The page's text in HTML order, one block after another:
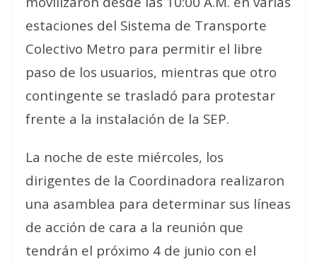
estaciones del Sistema de Transporte
Colectivo Metro para permitir el libre
paso de los usuarios, mientras que otro
contingente se trasladó para protestar
frente a la instalación de la SEP.
La noche de este miércoles, los
dirigentes de la Coordinadora realizaron
una asamblea para determinar sus líneas
de acción de cara a la reunión que
tendrán el próximo 4 de junio con el